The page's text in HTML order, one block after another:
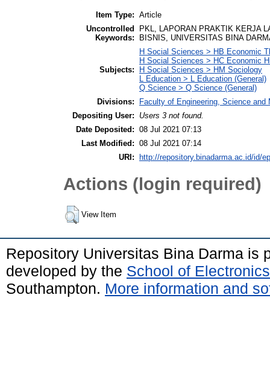
Item Type: Article
Uncontrolled
Keywords:
PKL, LAPORAN PRAKTIK KERJA
BISNIS, UNIVERSITAS BINA
Subjects:
H Social Sciences > HB Economic
H Social Sciences > HC Economic
H Social Sciences > HM Sociology
L Education > L Education (General)
Q Science > Q Science (General)
Divisions:
Faculty of Engineering, Science
Depositing User:
Users 3 not found.
Date Deposited: 08 Jul 2021 07:13
Last Modified: 08 Jul 2021 07:14
URI:
http://repository.binadarma.ac.id/id/
Actions (login required)
View Item
Repository Universitas Bina Darma is
developed by the School of
Southampton. More information and